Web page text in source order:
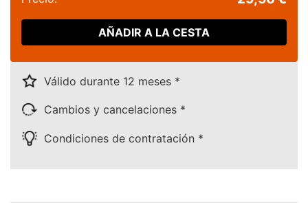
AÑADIR A LA CESTA
Válido durante 12 meses *
Cambios y cancelaciones *
Condiciones de contratación *